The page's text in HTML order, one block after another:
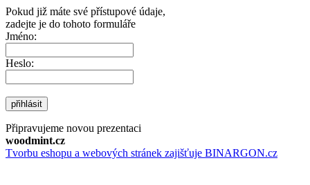
Pokud již máte své přístupové údaje,
zadejte je do tohoto formuláře
Jméno:
Heslo:
přihlásit
Připravujeme novou prezentaci
woodmint.cz
Tvorbu eshopu a webových stránek zajišťuje BINARGON.cz